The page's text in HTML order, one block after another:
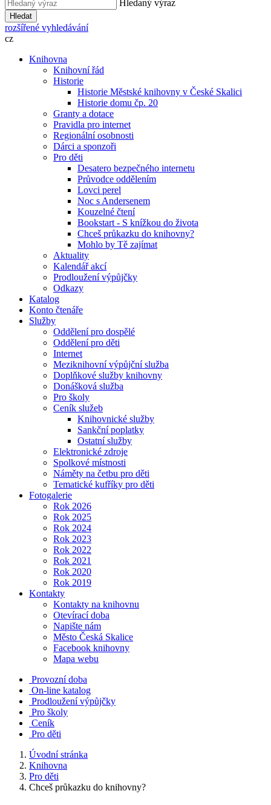
Hledaný výraz
Hledat
rozšířené vyhledávání
cz
Knihovna
Knihovní řád
Historie
Historie Městské knihovny v České Skalici
Historie domu čp. 20
Granty a dotace
Pravidla pro internet
Regionální osobnosti
Dárci a sponzoři
Pro děti
Desatero bezpečného internetu
Průvodce oddělením
Lovci perel
Noc s Andersenem
Kouzelné čtení
Bookstart - S knížkou do života
Chceš průkazku do knihovny?
Mohlo by Tě zajímat
Aktuality
Kalendář akcí
Prodloužení výpůjčky
Odkazy
Katalog
Konto čtenáře
Služby
Oddělení pro dospělé
Oddělení pro děti
Internet
Meziknihovní výpůjční služba
Doplňkové služby knihovny
Donášková služba
Pro školy
Ceník služeb
Knihovnické služby
Sankční poplatky
Ostatní služby
Elektronické zdroje
Spolkové místnosti
Náměty na četbu pro děti
Tematické kufříky pro děti
Fotogalerie
Rok 2026
Rok 2025
Rok 2024
Rok 2023
Rok 2022
Rok 2021
Rok 2020
Rok 2019
Kontakty
Kontakty na knihovnu
Otevírací doba
Napište nám
Město Česká Skalice
Facebook knihovny
Mapa webu
Provozní doba
On-line katalog
Prodloužení výpůjčky
Pro školy
Ceník
Pro děti
Úvodní stránka
Knihovna
Pro děti
Chceš průkazku do knihovny?